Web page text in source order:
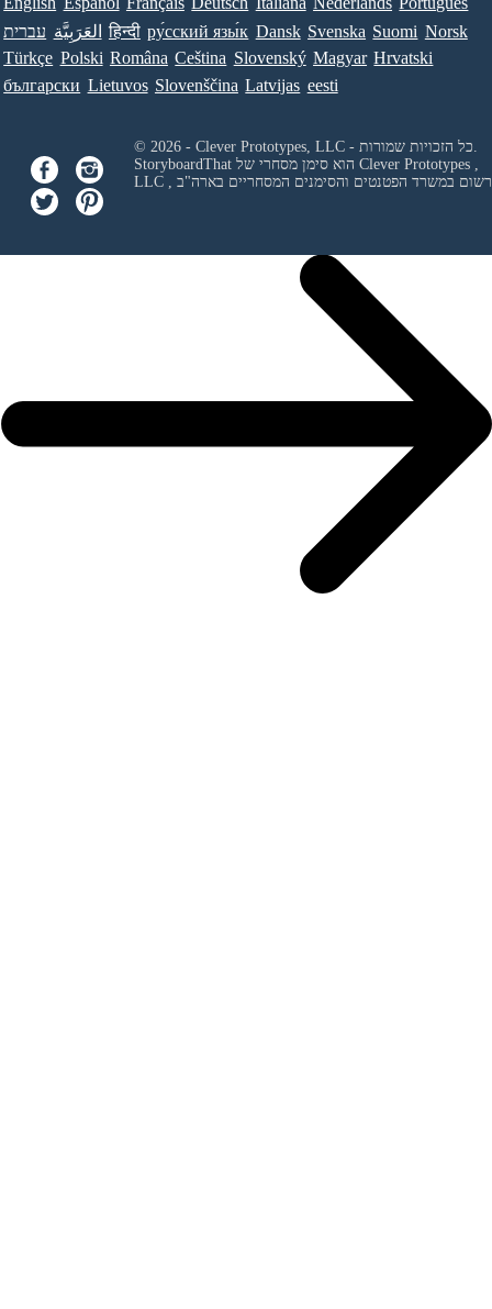
עברית العَرَبِيَّة हिन्दी ру́сский язы́к Dansk Svenska Suomi Norsk
Türkçe Polski Româna Ceština Slovenský Magyar Hrvatski
български Lietuvos Slovenščina Latvijas eesti
Clever Prototypes ,
LLC
ורשום במשרד הפטנטים והסימנים המסחריים בארה"ב